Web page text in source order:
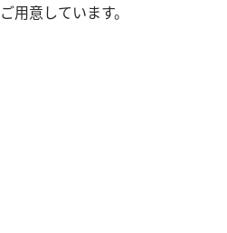
用意しています。